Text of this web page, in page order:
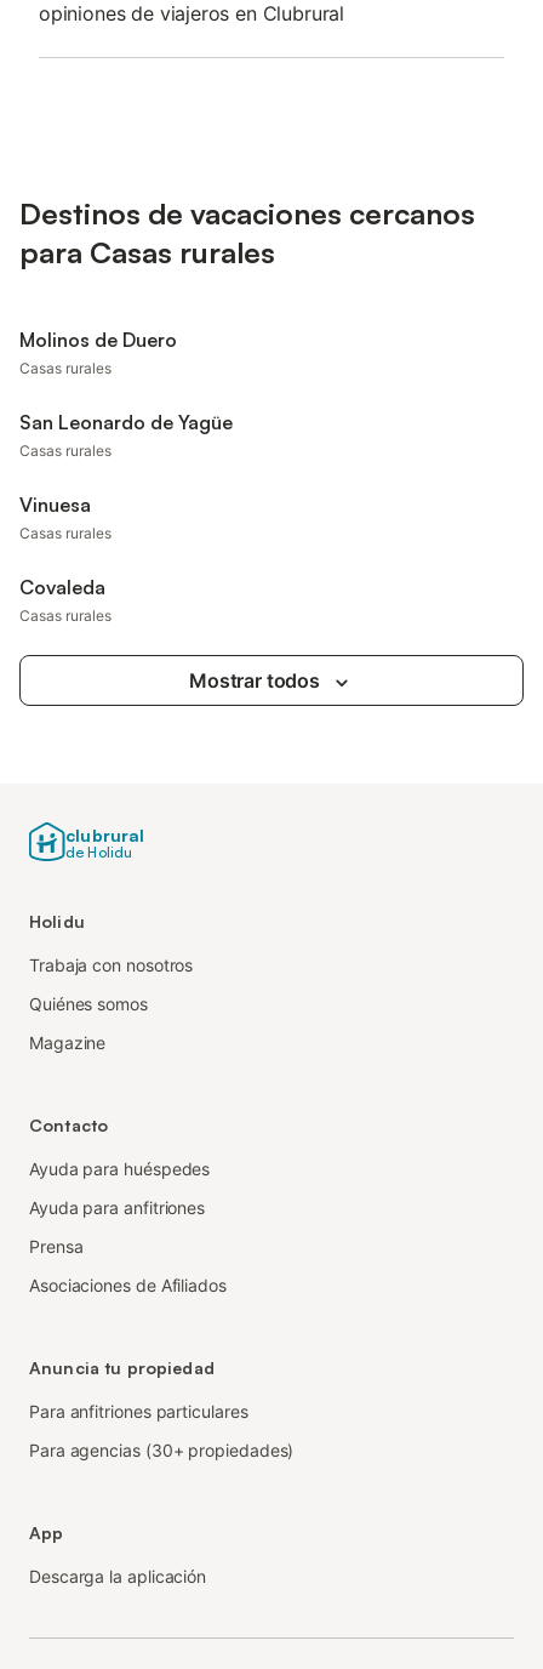
opiniones de viajeros en Clubrural
Destinos de vacaciones cercanos
para Casas rurales
Molinos de Duero
Casas rurales
San Leonardo de Yagüe
Casas rurales
Vinuesa
Casas rurales
Covaleda
Casas rurales
Mostrar todos
clubrural
de Holidu
Holidu
Trabaja con nosotros
Quiénes somos
Magazine
Contacto
Ayuda para huéspedes
Ayuda para anfitriones
Prensa
Asociaciones de Afiliados
Anuncia tu propiedad
Para anfitriones particulares
Para agencias (30+ propiedades)
App
Descarga la aplicación